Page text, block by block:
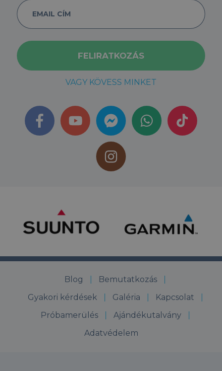
VAGY KÖVESS MINKET
Blog
Bemutatkozás
Gyakori kérdések
Galéria
Kapcsolat
Próbamerülés
Ajándékutalvány
Adatvédelem